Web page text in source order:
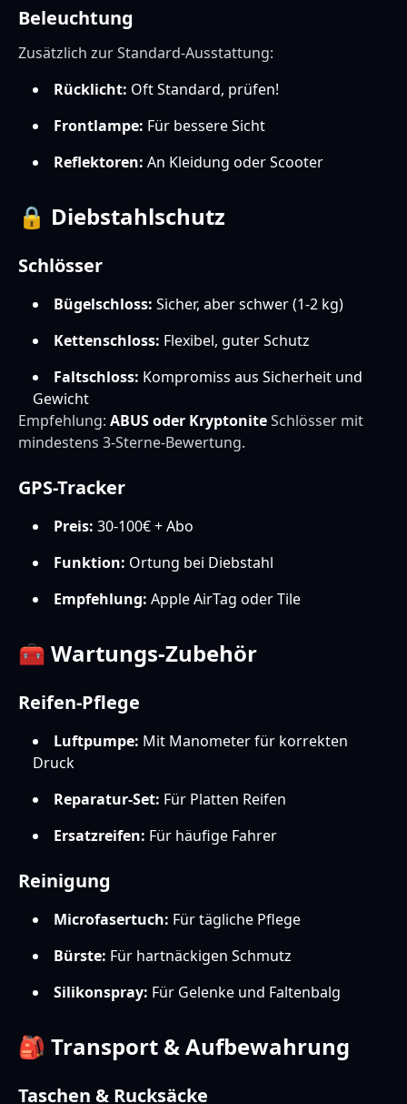
Beleuchtung
Zusätzlich zur Standard-Ausstattung:
Rücklicht: Oft Standard, prüfen!
Frontlampe: Für bessere Sicht
Reflektoren: An Kleidung oder Scooter
🔒 Diebstahlschutz
Schlösser
Bügelschloss: Sicher, aber schwer (1-2 kg)
Kettenschloss: Flexibel, guter Schutz
Faltschloss: Kompromiss aus Sicherheit und
Gewicht
Empfehlung: ABUS oder KryptoniteSchlösser mit
mindestens 3-Sterne-Bewertung.
GPS-Tracker
Preis: 30-100€ + Abo
Funktion: Ortung bei Diebstahl
Empfehlung: Apple AirTag oder Tile
🧰 Wartungs-Zubehör
Reifen-Pflege
Luftpumpe: Mit Manometer für korrekten
Druck
Reparatur-Set: Für Platten Reifen
Ersatzreifen: Für häufige Fahrer
Reinigung
Microfasertuch: Für tägliche Pflege
Bürste: Für hartnäckigen Schmutz
Silikonspray: Für Gelenke und Faltenbalg
🎒 Transport & Aufbewahrung
Taschen & Rucksäcke